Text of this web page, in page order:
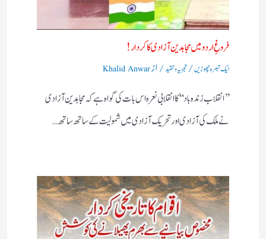
فروغِ اردو میں مجاہدین آزادی کا کردار!
ایک تبصرہ چھوڑیں/تجزیہ و تنقید/ ازKhalid Anwar
’’انقلاب زندہ باد‘‘کا انقلابی نعرہ اس بات کی گواہ ہے کہ مجاہدین آزادی
نے ملک کی آزادی اور تحریک آزادی میں شمولیت کے ساتھ ساتھ…